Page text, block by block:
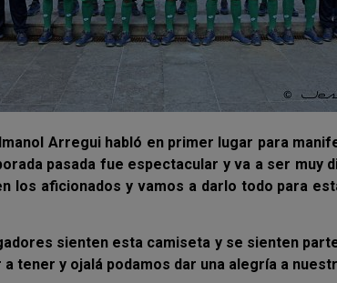
Arregui habló en primer lugar para
pasada fue espectacular y va a ser muy
los aficionados y vamos a darlo todo para
sienten esta camiseta y se sienten
a tener y ojalá podamos dar una alegría a